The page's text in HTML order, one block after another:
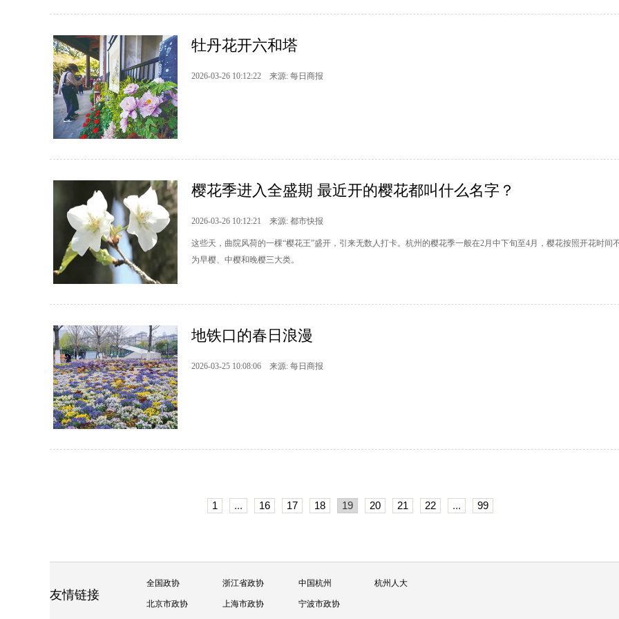
牡丹花开六和塔
2026-03-26 10:12:22 来源: 每日商报
樱花季进入全盛期 最近开的樱花都叫什么名字？
2026-03-26 10:12:21 来源: 都市快报
这些天，曲院风荷的一棵“樱花王”盛开，引来无数人打卡。杭州的樱花季一般在2月中下旬至4月，樱花按照开花时间
为早樱、中樱和晚樱三大类。
地铁口的春日浪漫
2026-03-25 10:08:06 来源: 每日商报
1 ... 16 17 18 19 20 21 22 ... 99
友情链接
全国政协 浙江省政协 中国杭州 杭州人大
北京市政协 上海市政协 宁波市政协